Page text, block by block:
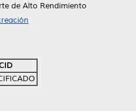
de Alto Rendimiento